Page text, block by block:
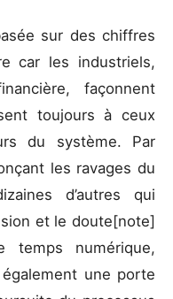
sur des chiffres
car les industriels,
façonnent
toujours à ceux
du système. Par
les ravages du
d’autres qui
et le doute[note]
temps numérique,
également une porte